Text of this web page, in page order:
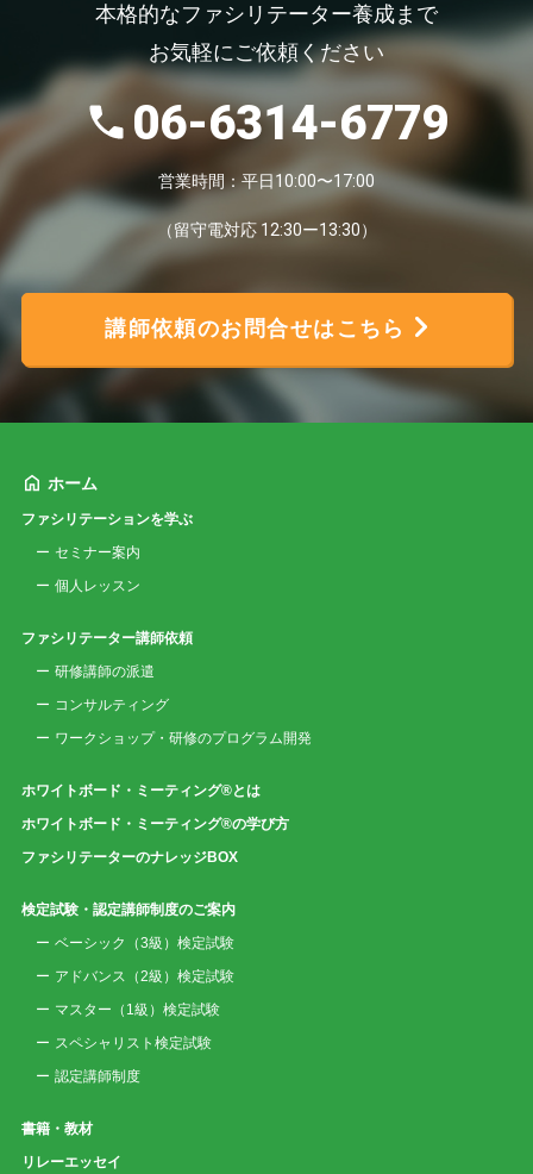
本格的なファシリテーター養成まで
お気軽にご依頼ください
06-6314-6779
営業時間：平日10:00〜17:00
（留守電対応 12:30ー13:30）
講師依頼のお問合せはこちら
ホーム
ファシリテーションを学ぶ
セミナー案内
個人レッスン
ファシリテーター講師依頼
研修講師の派遣
コンサルティング
ワークショップ・研修のプログラム開発
ホワイトボード・ミーティング®とは
ホワイトボード・ミーティング®の学び方
ファシリテーターのナレッジBOX
検定試験・認定講師制度のご案内
ベーシック（3級）検定試験
アドバンス（2級）検定試験
マスター（1級）検定試験
スペシャリスト検定試験
認定講師制度
書籍・教材
リレーエッセイ